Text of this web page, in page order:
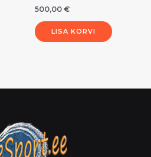
500,00 €
LISA KORVI